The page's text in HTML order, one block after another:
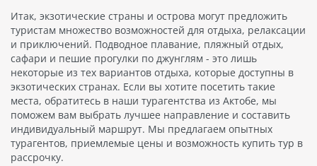
Итак, экзотические страны и острова могут предложить
туристам множество возможностей для отдыха, релаксации
и приключений. Подводное плавание, пляжный отдых,
сафари и пешие прогулки по джунглям - это лишь
некоторые из тех вариантов отдыха, которые доступны в
экзотических странах. Если вы хотите посетить такие
места, обратитесь в наши турагентства из Актобе, мы
поможем вам выбрать лучшее направление и составить
индивидуальный маршрут. Мы предлагаем опытных
турагентов, приемлемые цены и возможность купить тур в
рассрочку.